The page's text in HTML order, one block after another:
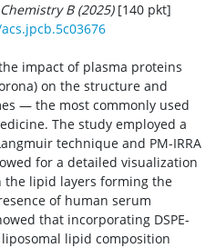
B (2025) [140 pkt]
impact of plasma proteins
on the structure and
— the most commonly used
The study employed a
technique and PM-IRRA
for a detailed visualization
the lipid layers forming the
of human serum
that incorporating DSPE-
lipid composition